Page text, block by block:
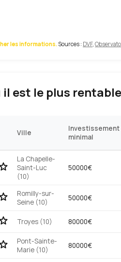
les informations. Sources : DVF,
il est le plus
Ville
Investissement
minimal
La Chapelle-
Saint-Luc
(10)
50000€
Romilly-sur-
Seine (10)
50000€
Troyes (10) 80000€
Pont-Sainte-
Marie (10)
80000€